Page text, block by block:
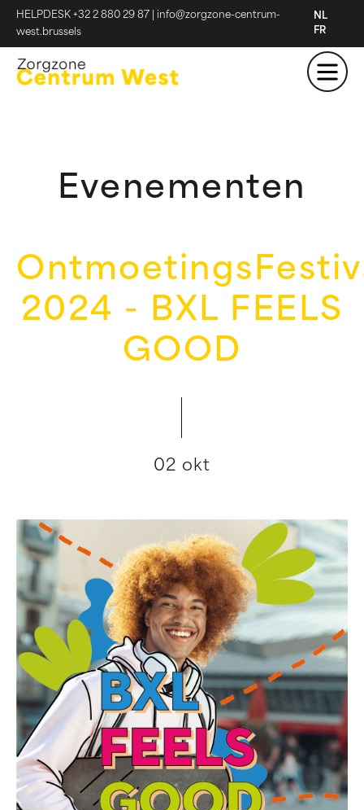
HELPDESK +32 2 880 29 87
info@zorgzone-centrum-
west.brussels
NL
FR
Evenementen
2024 - BXL FEELS
GOOD
02 okt